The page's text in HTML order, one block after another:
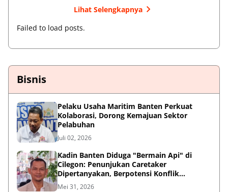
Lihat Selengkapnya
Failed to load posts.
Bisnis
Pelaku Usaha Maritim Banten Perkuat
Kolaborasi, Dorong Kemajuan Sektor
Pelabuhan
Juli 02, 2026
Kadin Banten Diduga "Bermain Api" di
Cilegon: Penunjukan Caretaker
Dipertanyakan, Berpotensi Konflik
Kepentingan
Mei 31, 2026